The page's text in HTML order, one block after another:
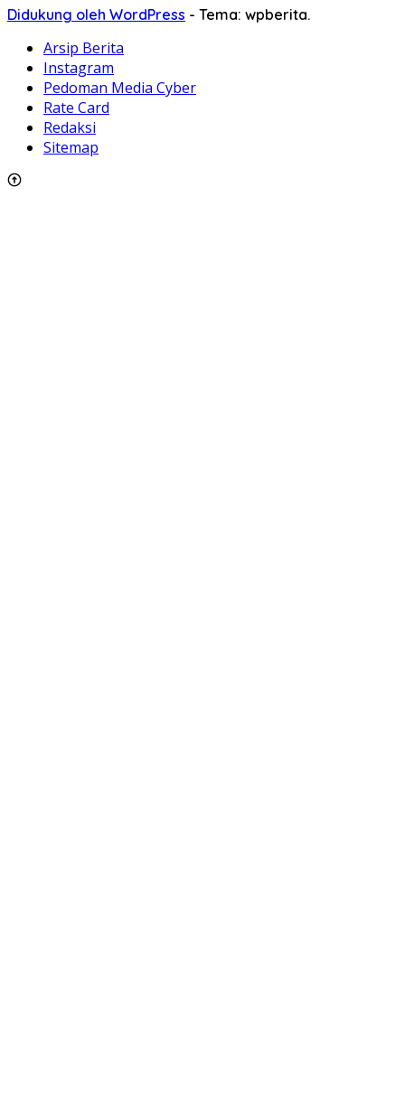
Didukung oleh WordPress - Tema: wpberita.
Arsip Berita
Instagram
Pedoman Media Cyber
Rate Card
Redaksi
Sitemap